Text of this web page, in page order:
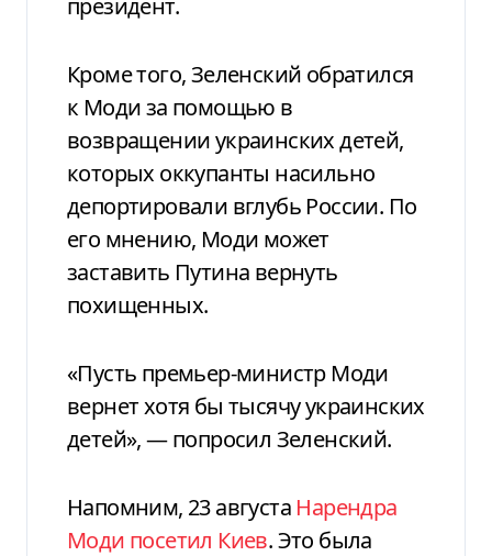
Кроме того, Зеленский обратился
к Моди за помощью в
возвращении украинских детей,
которых оккупанты насильно
депортировали вглубь России. По
его мнению, Моди может
заставить Путина вернуть
похищенных.
«Пусть премьер-министр Моди
вернет хотя бы тысячу украинских
детей», — попросил Зеленский.
Напомним, 23 августа Нарендра
Моди посетил Киев. Это была